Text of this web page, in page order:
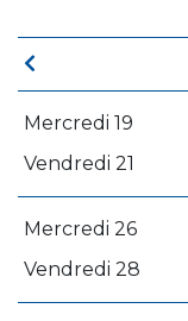
Mercredi 19
Vendredi 21
Mercredi 26
Vendredi 28